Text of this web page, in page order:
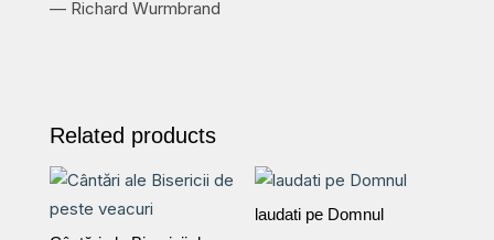
— Richard Wurmbrand
Related products
laudati pe Domnul